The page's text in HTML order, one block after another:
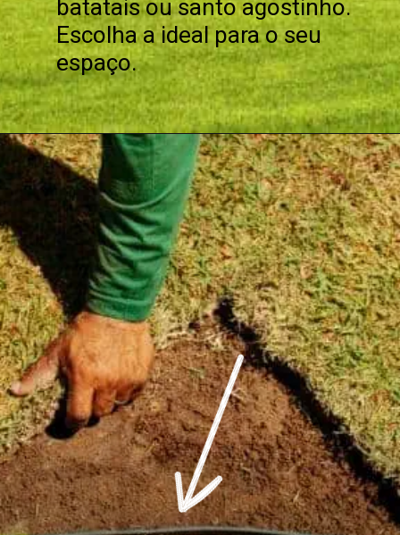
batatais ou santo agostinho.
Escolha a ideal para o seu
espaço.